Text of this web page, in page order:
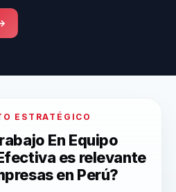
ESTRATÉGICO
En Equipo
es relevante
en Perú?